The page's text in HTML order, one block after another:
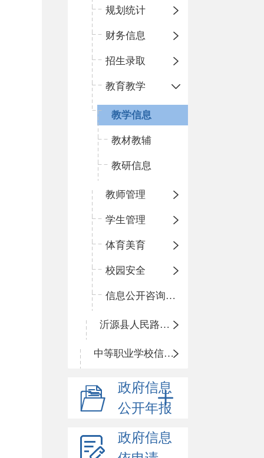
规划统计
财务信息
招生录取
教育教学
教学信息
教材教辅
教研信息
教师管理
学生管理
体育美育
校园安全
信息公开咨询指南
沂源县人民路小学
中等职业学校信息公开
政府信息
公开年报
政府信息